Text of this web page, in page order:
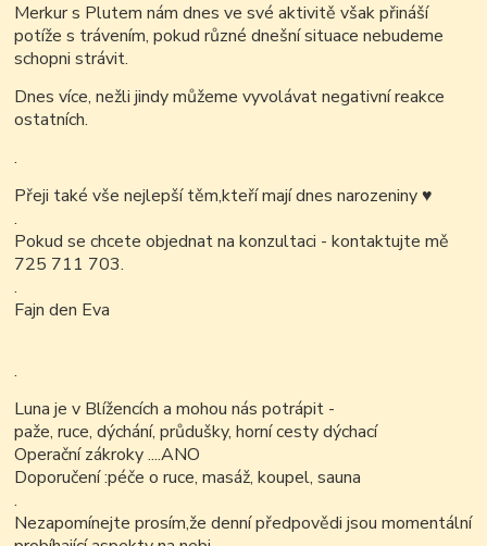
Merkur s Plutem nám dnes ve své aktivitě však přináší
potíže s trávením, pokud různé dnešní situace nebudeme
schopni strávit.
Dnes více, nežli jindy můžeme vyvolávat negativní reakce
ostatních.
.
Přeji také vše nejlepší těm,kteří mají dnes narozeniny♥
.
Pokud se chcete objednat na konzultaci - kontaktujte mě
725 711 703.
.
Fajn den Eva
.
Luna je v Blížencích a mohou nás potrápit -
paže, ruce, dýchání, průdušky, horní cesty dýchací
Operační zákroky ....ANO
Doporučení :péče o ruce, masáž, koupel, sauna
.
Nezapomínejte prosím,že denní předpovědi jsou momentální